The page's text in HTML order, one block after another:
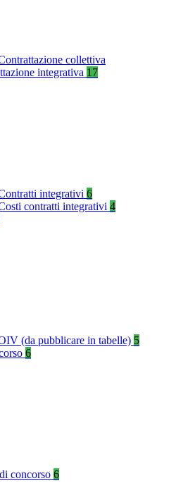
collettiva
integrativa 17
integrativi 6
contratti integrativi 4
(da pubblicare in tabelle) 5
6
concorso 6